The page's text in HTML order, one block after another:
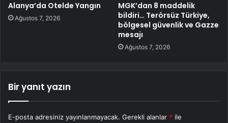
Alanya’da Otelde Yangın
Ağustos 7, 2026
MGK’dan 8 maddelik
bildiri… Terörsüz Türkiye,
bölgesel güvenlik ve Gazze
mesajı
Ağustos 7, 2026
Bir yanıt yazın
E-posta adresiniz yayınlanmayacak. Gerekli alanlar * ile